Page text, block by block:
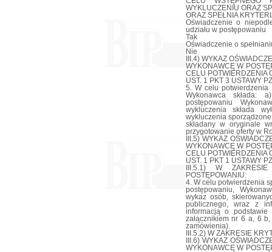
WYKLUCZENIU ORAZ
ORAZ SPEŁNIA
Oświadczenie o
udziału w postępowaniu
Tak
Oświadczenie o
Nie
III.4) WYKAZ
WYKONAWCĘ W
CELU POTWIERDZENIA
UST. 1 PKT 3 USTAWY
5. W celu potwierdzenia
Wykonawca składa:
postępowaniu
wykluczenia składa
wykluczenia
składany w oryginale
przygotowanie oferty w
III.5) WYKAZ
WYKONAWCĘ W
CELU POTWIERDZENIA
UST. 1 PKT 1 USTAWY
III.5.1) W
POSTĘPOWANIU:
4. W celu potwierdzenia
postępowaniu,
wykaz osób,
publicznego, wraz z
informacją o
załącznikiem nr 6 a, 6
zamówienia).
III.5.2) W ZAKRESIE
III.6) WYKAZ
WYKONAWCĘ W